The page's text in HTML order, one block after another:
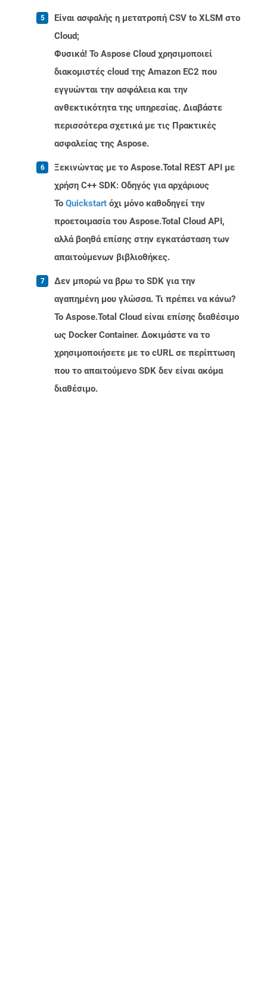
Είναι ασφαλής η μετατροπή CSV to XLSM στο
Cloud;
Φυσικά! Το Aspose Cloud χρησιμοποιεί
διακομιστές cloud της Amazon EC2 που
εγγυώνται την ασφάλεια και την
ανθεκτικότητα της υπηρεσίας. Διαβάστε
περισσότερα σχετικά με τις Πρακτικές
ασφαλείας της Aspose.
Ξεκινώντας με το Aspose.Total REST API με
χρήση C++ SDK: Οδηγός για αρχάριους
Το Quickstart όχι μόνο καθοδηγεί την
προετοιμασία του Aspose.Total Cloud API,
αλλά βοηθά επίσης στην εγκατάσταση των
απαιτούμενων βιβλιοθήκες.
Δεν μπορώ να βρω το SDK για την
αγαπημένη μου γλώσσα. Τι πρέπει να κάνω?
Το Aspose.Total Cloud είναι επίσης διαθέσιμο
ως Docker Container. Δοκιμάστε να το
χρησιμοποιήσετε με το cURL σε περίπτωση
που το απαιτούμενο SDK δεν είναι ακόμα
διαθέσιμο.